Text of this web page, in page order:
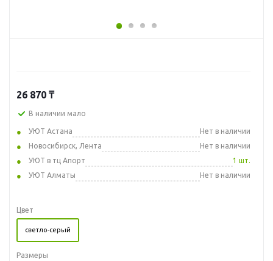
26 870 ₸
В наличии мало
УЮТ Астана
Нет в наличии
Новосибирск, Лента
Нет в наличии
УЮТ в тц Апорт
1 шт.
УЮТ Алматы
Нет в наличии
Цвет
светло-серый
Размеры